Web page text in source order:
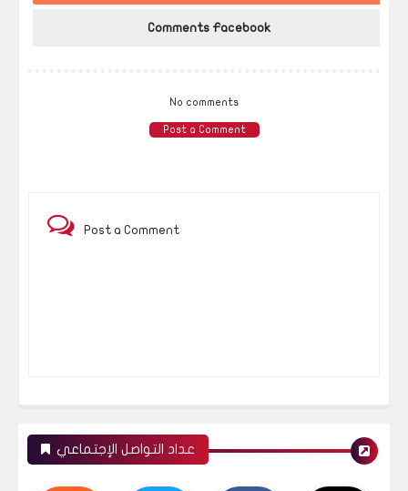
Comments Facebook
No comments
Post a Comment
Post a Comment
عداد التواصل الإجتماعي